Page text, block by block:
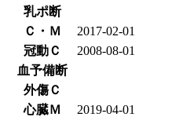
乳ポ断
Ｃ・Ｍ
2017-02-01
冠動Ｃ
2008-08-01
血予備断
外傷Ｃ
心臓Ｍ
2019-04-01